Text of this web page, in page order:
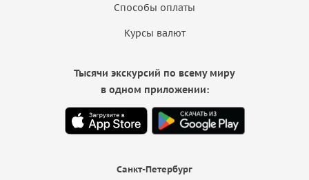
Способы оплаты
Курсы валют
Санкт-Петербург
Тысячи экскурсий по всему миру
в одном приложении: